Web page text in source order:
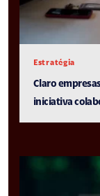
Estratégia
Claro
iniciativa